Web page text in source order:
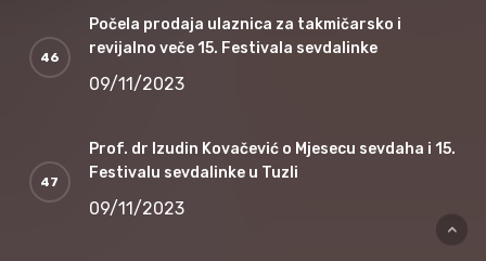
Počela prodaja ulaznica za takmičarsko i
revijalno veče 15. Festivala sevdalinke
09/11/2023
Prof. dr Izudin Kovačević o Mjesecu sevdaha i 15.
Festivalu sevdalinke u Tuzli
09/11/2023